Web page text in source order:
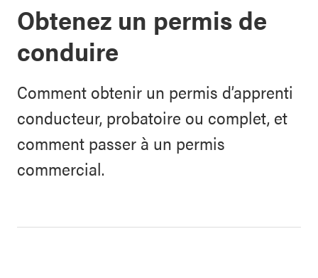
Obtenez un permis de
conduire
Comment obtenir un permis d’apprenti
conducteur, probatoire ou complet, et
comment passer à un permis
commercial.